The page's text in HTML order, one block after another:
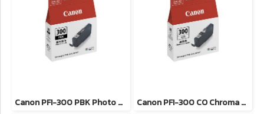
Canon PFI-300 PBK Photo Black ตลับหมึกอิงค์เจ็ท (สีดำโฟโต้) ของแท้ รับประกันศูนย์ Canon PFI-300 CO Chroma Optimizer ตลับหมึกอิงค์เจ็ท ของแท้ รับประกันศูนย์